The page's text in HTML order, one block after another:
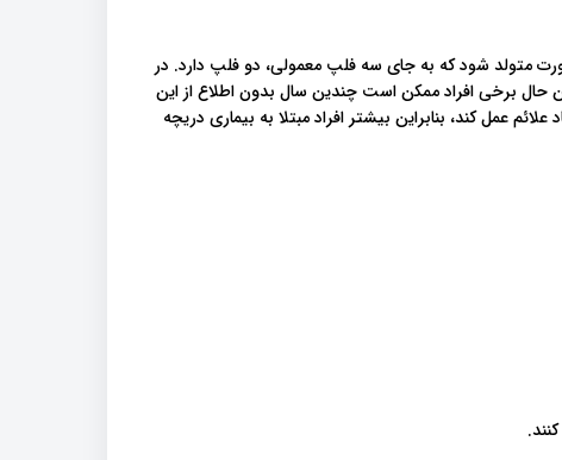
متولد شود که به جای سه فلپ معمولی، دو فلپ دارد. در
حال برخی افراد ممکن است چندین سال بدون اطلاع از این
عمل کند، بنابراین بیشتر افراد مبتلا به بیماری دریچه